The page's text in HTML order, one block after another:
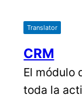
Translator
CRM
El módulo
toda la